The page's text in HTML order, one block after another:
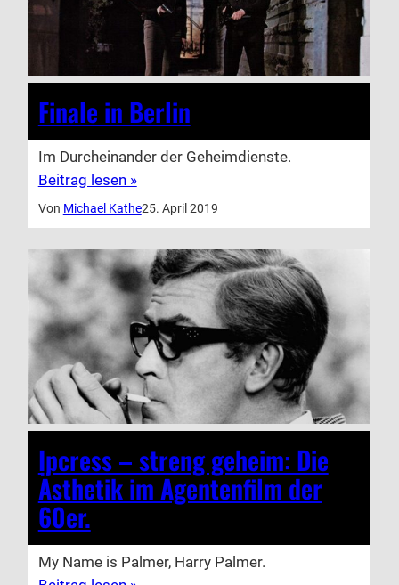
Finale in Berlin
Im Durcheinander der Geheimdienste.
Beitrag lesen »
Von Michael Kathe25. April 2019
Ipcress – streng geheim: Die
Ästhetik im Agentenfilm der
60er.
My Name is Palmer, Harry Palmer.